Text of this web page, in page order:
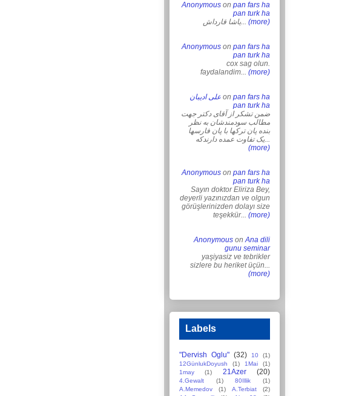
Anonymous on pan fars ha
pan turk ha
یاشا قارداش... (more)
Anonymous on pan fars ha
pan turk ha
cox sag olun.
faydalandim... (more)
علی ادیبان on pan fars ha
pan turk ha
ضمن تشکر از آقای دکتر جهت
مطالب سودمندشان به نظر
بنده پان ترکها با پان فارسها
یک تفاوت عمده دارندکه...
(more)
Anonymous on pan fars ha
pan turk ha
Sayın doktor Eliriza Bey,
deyerli yazınızdan ve olgun
görüşlerinizden dolayı size
teşekkür... (more)
Anonymous onAna dili
gunu seminar
yaşiyasiz ve tebrikler
sizlere bu heriket üçün...
(more)
Labels
"Dervish Oglu" (32) 10
(1)
12GünlukDoyush
(1) 1Mai
(1)
1may
(1) 21Azer (20)
4.Gewalt (1) 80Illik
(1)
A.Memedov
(1) A.Terbiat
(2)